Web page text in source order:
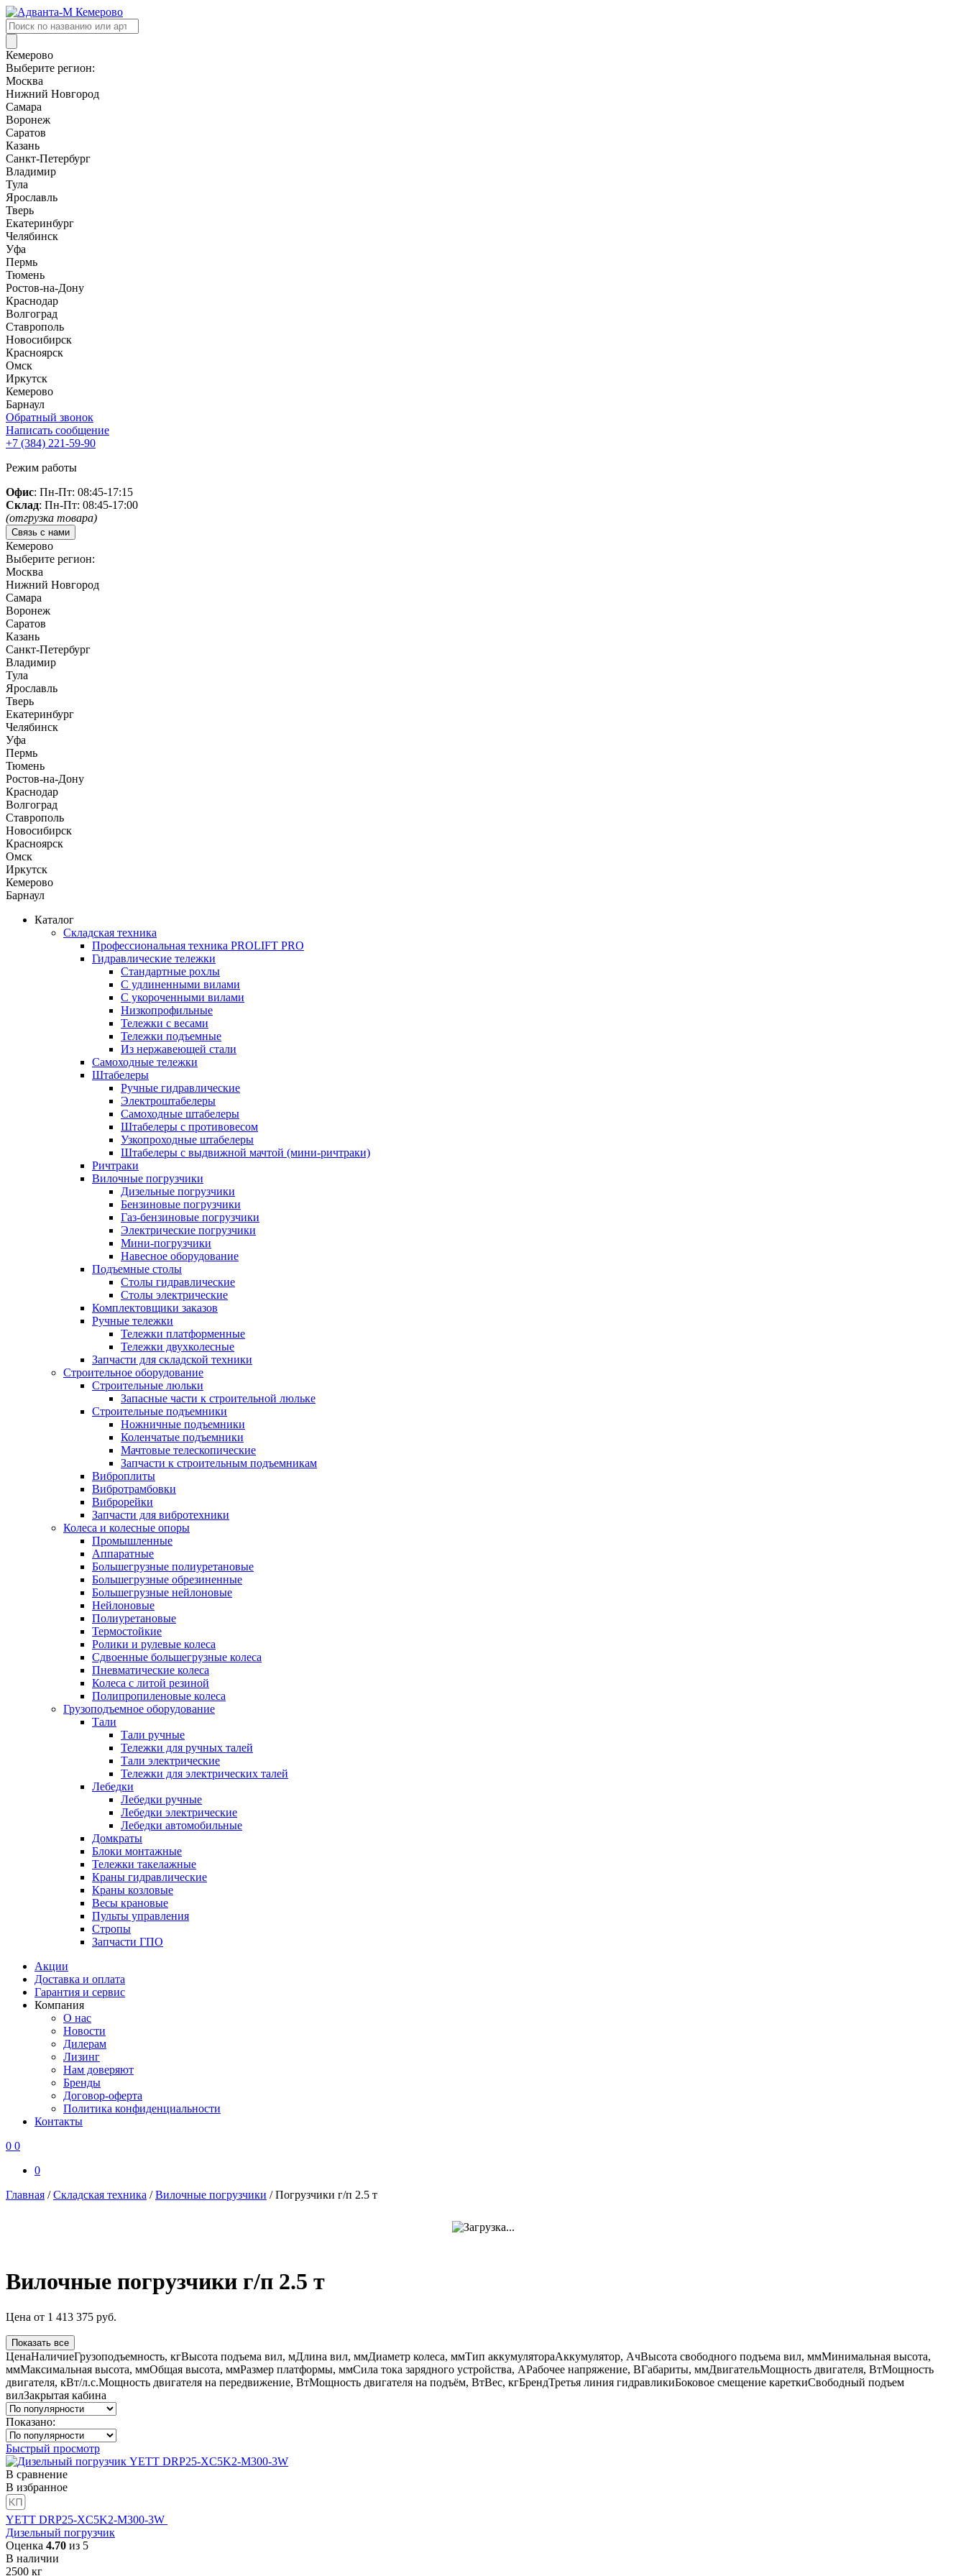
Поиск
товаров
Кемерово
Выберите регион:
Москва
Нижний Новгород
Самара
Воронеж
Саратов
Казань
Санкт-Петербург
Владимир
Тула
Ярославль
Тверь
Екатеринбург
Челябинск
Уфа
Пермь
Тюмень
Ростов-на-Дону
Краснодар
Волгоград
Ставрополь
Новосибирск
Красноярск
Омск
Иркутск
Кемерово
Барнаул
Обратный звонок
Написать сообщение
+7 (384) 221-59-90
Режим работы
Офис: Пн-Пт: 08:45-17:15
Склад: Пн-Пт: 08:45-17:00
(отгрузка товара)
Связь с нами
Кемерово
Выберите регион:
Москва
Нижний Новгород
Самара
Воронеж
Саратов
Казань
Санкт-Петербург
Владимир
Тула
Ярославль
Тверь
Екатеринбург
Челябинск
Уфа
Пермь
Тюмень
Ростов-на-Дону
Краснодар
Волгоград
Ставрополь
Новосибирск
Красноярск
Омск
Иркутск
Кемерово
Барнаул
Каталог
Складская техника
Профессиональная техника PROLIFT PRO
Гидравлические тележки
Стандартные рохлы
С удлиненными вилами
С укороченными вилами
Низкопрофильные
Тележки с весами
Тележки подъемные
Из нержавеющей стали
Самоходные тележки
Штабелеры
Ручные гидравлические
Электроштабелеры
Самоходные штабелеры
Штабелеры с противовесом
Узкопроходные штабелеры
Штабелеры с выдвижной мачтой (мини-ричтраки)
Ричтраки
Вилочные погрузчики
Дизельные погрузчики
Бензиновые погрузчики
Газ-бензиновые погрузчики
Электрические погрузчики
Мини-погрузчики
Навесное оборудование
Подъемные столы
Столы гидравлические
Столы электрические
Комплектовщики заказов
Ручные тележки
Тележки платформенные
Тележки двухколесные
Запчасти для складской техники
Строительное оборудование
Строительные люльки
Запасные части к строительной люльке
Строительные подъемники
Ножничные подъемники
Коленчатые подъемники
Мачтовые телескопические
Запчасти к строительным подъемникам
Виброплиты
Вибротрамбовки
Виброрейки
Запчасти для вибротехники
Колеса и колесные опоры
Промышленные
Аппаратные
Большегрузные полиуретановые
Большегрузные обрезиненные
Большегрузные нейлоновые
Нейлоновые
Полиуретановые
Термостойкие
Ролики и рулевые колеса
Сдвоенные большегрузные колеса
Пневматические колеса
Колеса с литой резиной
Полипропиленовые колеса
Грузоподъемное оборудование
Тали
Тали ручные
Тележки для ручных талей
Тали электрические
Тележки для электрических талей
Лебедки
Лебедки ручные
Лебедки электрические
Лебедки автомобильные
Домкраты
Блоки монтажные
Тележки такелажные
Краны гидравлические
Краны козловые
Весы крановые
Пульты управления
Стропы
Запчасти ГПО
Акции
Доставка и оплата
Гарантия и сервис
Компания
О нас
Новости
Дилерам
Лизинг
Нам доверяют
Бренды
Договор-оферта
Политика конфиденциальности
Контакты
0 0
0
Главная /Складская техника /Вилочные погрузчики /Погрузчики г/п 2.5 т
Вилочные погрузчики г/п 2.5 т
Цена от 1 413 375 руб.
Показать все
ЦенаНаличиеГрузоподъемность, кгВысота подъема вил, мДлина вил, ммДиаметр колеса, ммТип аккумулятораАккумулятор, АчВысота свободного подъема вил, ммМинимальная высота,
ммМаксимальная высота, ммОбщая высота, ммРазмер платформы, ммСила тока зарядного устройства, АРабочее напряжение, ВГабариты, ммДвигательМощность двигателя, ВтМощность
двигателя, кВт/л.с.Мощность двигателя на передвижение, ВтМощность двигателя на подъём, ВтВес, кгБрендТретья линия гидравликиБоковое смещение кареткиСвободный подъем
вилЗакрытая кабина
Показано:
Быстрый просмотр
В сравнение
В избранное
YETT DRP25-XC5K2-M300-3W
Дизельный погрузчик
Оценка 4.70 из 5
В наличии
2500 кг